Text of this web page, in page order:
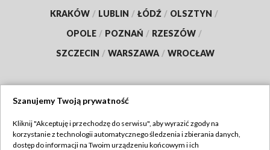
KRAKÓW / LUBLIN / ŁÓDŹ / OLSZTYN /
OPOLE / POZNAŃ / RZESZÓW /
SZCZECIN / WARSZAWA / WROCŁAW
TVP
Szanujemy Twoją prywatność
Kliknij "Akceptuję i przechodzę do serwisu", aby wyrazić zgody na
korzystanie z technologii automatycznego śledzenia i zbierania danych,
dostęp do informacji na Twoim urządzeniu końcowym i ich